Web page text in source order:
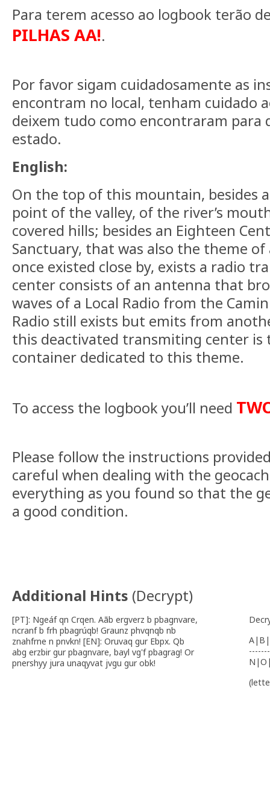
Para terem acesso ao logbook terão
PILHAS AA!.
Por favor sigam cuidadosamente as
encontram no local, tenham cuidado
deixem tudo como encontraram para
estado.
English:
On the top of this mountain, besides
point of the valley, of the river’s
covered hills; besides an Eighteen
Sanctuary, that was also the theme
once existed close by, exists a radio
center consists of an antenna that
waves of a Local Radio from the
Radio still exists but emits from
this deactivated transmiting center is
container dedicated to this theme.
To access the logbook you’ll need
Please follow the instructions
careful when dealing with the
everything as you found so that the
a good condition.
Additional Hints (Decrypt)
[PT]: Ngeáf qn Crqen. Aãb ergverz b pbagnvare,
ncranf b frh pbagrúqb! Graunz phvqnqb nb
znahfrne n pnvkn! [EN]: Oruvaq gur Ebpx. Qb
abg erzbir gur pbagnvare, bayl vg'f pbagrag! Or
pnershyy jura unaqyvat jvgu gur obk!